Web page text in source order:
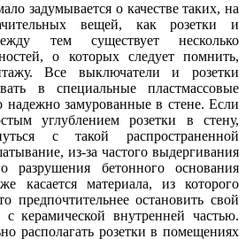
задумывается о качестве таких, на
вещей, как розетки и
тем существует несколько
о которых следует помнить,
Все выключатели и розетки
в специальные пластмассовые
надежно замурованные в стене. Если
углублением розетки в стену,
с такой распространенной
из-за частого выдергивания
разрушения бетонного основания
касается материала, из которого
предпочтительнее остановить свой
керамической внутренней частью.
располагать розетки в помещениях